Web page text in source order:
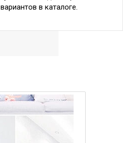
в каталоге.